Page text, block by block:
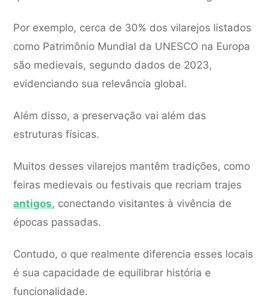
Por exemplo, cerca de 30% dos vilarejos listados
como Patrimônio Mundial da UNESCO na Europa
são medievais, segundo dados de 2023,
evidenciando sua relevância global.
Além disso, a preservação vai além das
estruturas físicas.
Muitos desses vilarejos mantêm tradições, como
feiras medievais ou festivais que recriam trajes
antigos, conectando visitantes à vivência de
épocas passadas.
Contudo, o que realmente diferencia esses locais
é sua capacidade de equilibrar história e
funcionalidade.